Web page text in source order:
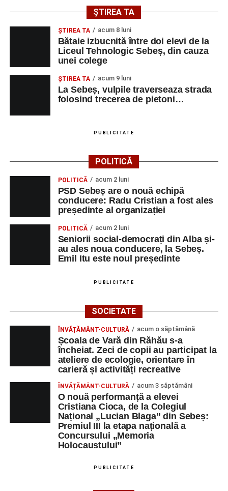
ȘTIREA TA
ŞTIREA TA acum 8 luni
Bătaie izbucnită între doi elevi de la
Liceul Tehnologic Sebeș, din cauza
unei colege
ŞTIREA TA acum 9 luni
La Sebeș, vulpile traverseaza strada
folosind trecerea de pietoni…
PUBLICITATE
POLITICĂ
POLITICĂ acum 2 luni
PSD Sebeș are o nouă echipă
conducere: Radu Cristian a fost ales
președinte al organizației
POLITICĂ acum 2 luni
Seniorii social-democrați din Alba și-
au ales noua conducere, la Sebeș.
Emil Itu este noul președinte
PUBLICITATE
SOCIETATE
ÎNVĂȚĂMÂNT-CULTURĂ acum o săptămână
Școala de Vară din Răhău s-a
încheiat. Zeci de copii au participat la
ateliere de ecologie, orientare în
carieră și activități recreative
ÎNVĂȚĂMÂNT-CULTURĂ acum 3 săptămâni
O nouă performanță a elevei
Cristiana Cioca, de la Colegiul
Național „Lucian Blaga” din Sebeș:
Premiul III la etapa națională a
Concursului „Memoria
Holocaustului”
PUBLICITATE